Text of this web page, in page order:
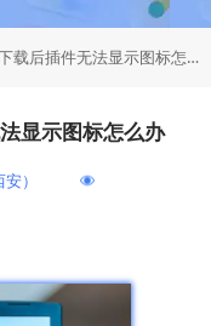
后插件无法显示图标怎么办
显示图标怎么办
）